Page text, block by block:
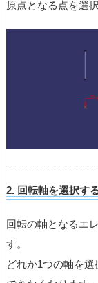
原点となる点を選
2. 回転軸を選択す
回転の軸となるエ
す。
どれか1つの軸を